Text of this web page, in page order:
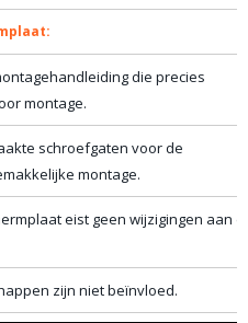
die precies
montage.
schroefgaten voor de
montage.
eist geen wijzigingen aan
zijn niet beïnvloed.